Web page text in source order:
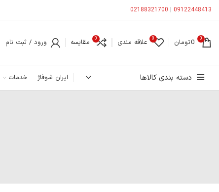
09122448413
|
02188321700
0
0تومان 0 علاقه مندی 0 مقایسه ورود / ثبت نام
دسته بندی کالاها ایران شوفاژ خدمات